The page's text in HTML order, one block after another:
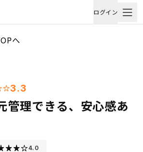
ログイン
へ
3.3
管理できる、安心感あ
4.0